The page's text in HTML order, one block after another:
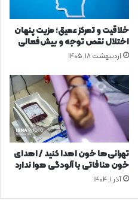
خلاقیت و تمرکز عمیق؛ مزیت پنهان
اختلال نقص توجه و بیش‌فعالی
اردیبهشت ۱۸, ۱۴۰۵
تهرانی‌ها خون اهدا کنید / اهدای
خون منافاتی با آلودگی هوا ندارد
آذر ۱, ۱۴۰۴